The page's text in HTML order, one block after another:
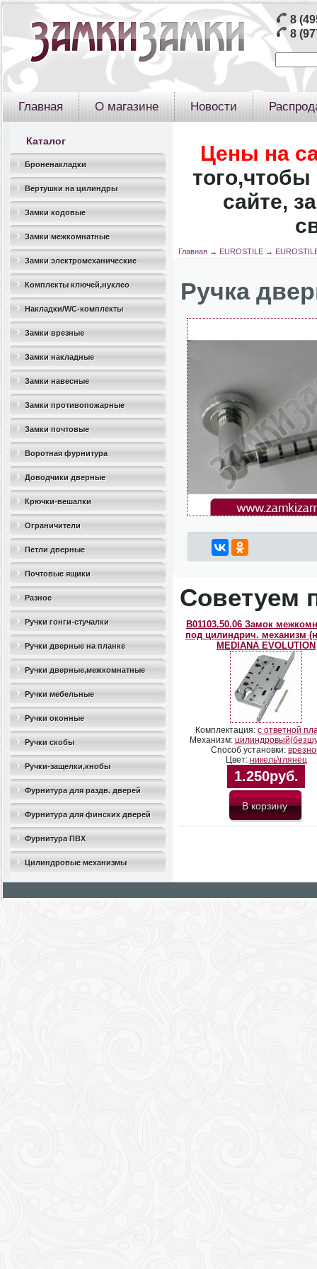
8
8
Главная О магазине Новости
Каталог
Броненакладки
Вертушки на цилиндры
Замки кодовые
Замки межкомнатные
Замки электромеханические
Комплекты ключей,нуклео
Накладки/WC-комплекты
Замки врезные
Замки накладные
Замки навесные
Замки противопожарные
Замки почтовые
Воротная фурнитура
Доводчики дверные
Крючки-вешалки
Ограничители
дверные(стопоры)
Петли дверные
Почтовые ящики
Разное
Ручки гонги-стучалки
Ручки дверные на планке
Ручки дверные,межкомнатные
Ручки мебельные
Ручки оконные
Ручки скобы
Ручки-защелки,кнобы
Фурнитура для раздв. дверей
Фурнитура для финских дверей
Фурнитура ПВХ
Цилиндровые механизмы
Цены на
того,чтобы
сайте,
Главная→ EUROSTILE→
Ручка
Советуем
B01103.50.06 Замок
под цилиндрич. механизм
MEDIANA EVOLUTION
Комплектация: с ответной
Механизм:
Способ установки:
Цвет: никель\глянец
1.250руб.